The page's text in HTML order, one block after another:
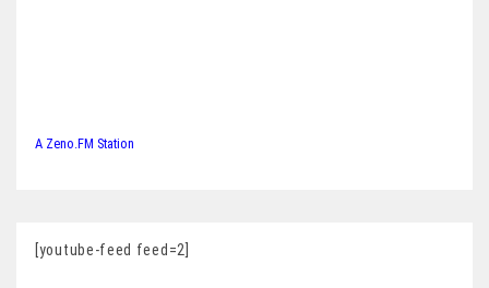
A Zeno.FM Station
[youtube-feed feed=2]